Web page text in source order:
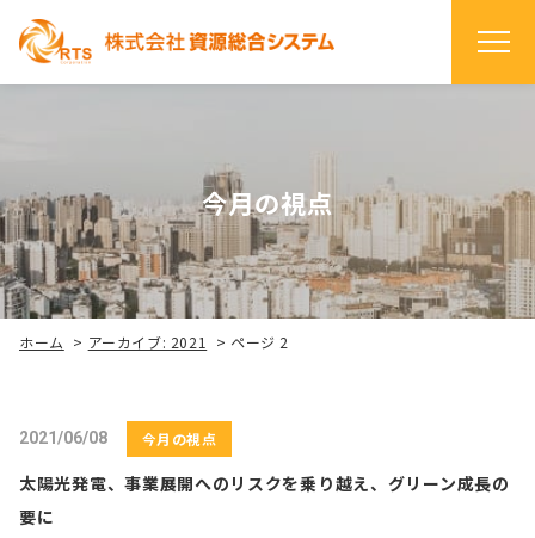
今月の視点
ホーム > アーカイブ: 2021 > ページ 2
2021/06/08 今月の視点
太陽光発電、事業展開へのリスクを乗り越え、グリーン成長の
要に